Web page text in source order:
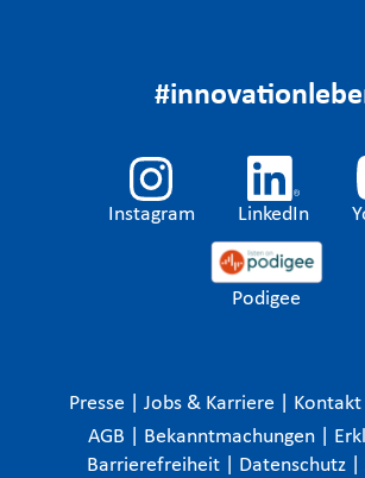
Instagram LinkedIn
Podigee
Presse Jobs & Karriere
Kontakt
AGB
Bekanntmachungen
Barrierefreiheit
Datenschutz